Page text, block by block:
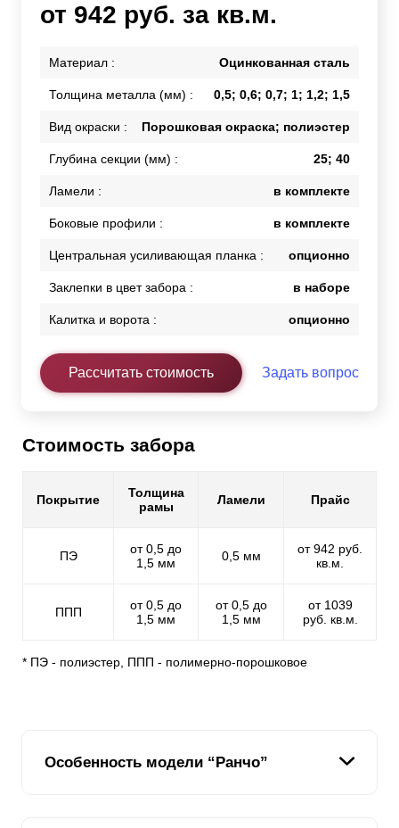
от 942 руб. за кв.м.
Материал : Оцинкованная сталь
Толщина металла (мм) : 0,5; 0,6; 0,7; 1; 1,2; 1,5
Вид окраски : Порошковая окраска; полиэстер
Глубина секции (мм) : 25; 40
Ламели : в комплекте
Боковые профили : в комплекте
Центральная усиливающая планка : опционно
Заклепки в цвет забора : в наборе
Калитка и ворота : опционно
Рассчитать стоимость Задать вопрос
Стоимость забора
Покрытие
Толщина
рамы
Ламели Прайс
ПЭ
от 0,5 до
1,5 мм
0,5 мм
от 942 руб.
кв.м.
ППП
от 0,5 до
1,5 мм
от 0,5 до
1,5 мм
от 1039
руб. кв.м.
* ПЭ - полиэстер, ППП - полимерно-порошковое
Особенность модели “Ранчо”